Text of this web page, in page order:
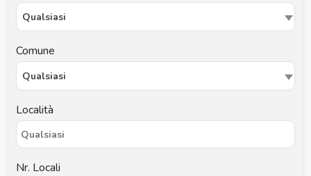
Qualsiasi
Comune
Qualsiasi
Località
Nr. Locali